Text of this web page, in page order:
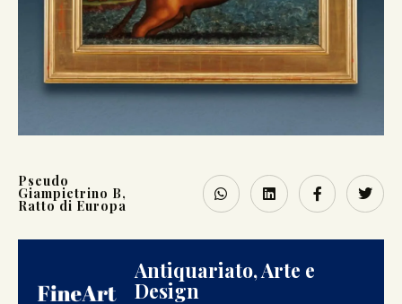
Pseudo
Giampietrino B,
Ratto di Europa
Antiquariato, Arte e
Design